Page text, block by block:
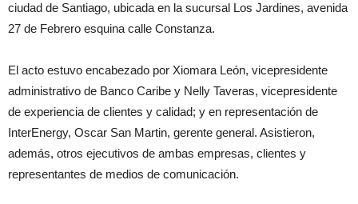
ciudad de Santiago, ubicada en la sucursal Los Jardines, avenida
27 de Febrero esquina calle Constanza.
El acto estuvo encabezado por Xiomara León, vicepresidente
administrativo de Banco Caribe y Nelly Taveras, vicepresidente
de experiencia de clientes y calidad; y en representación de
InterEnergy, Oscar San Martin, gerente general. Asistieron,
además, otros ejecutivos de ambas empresas, clientes y
representantes de medios de comunicación.